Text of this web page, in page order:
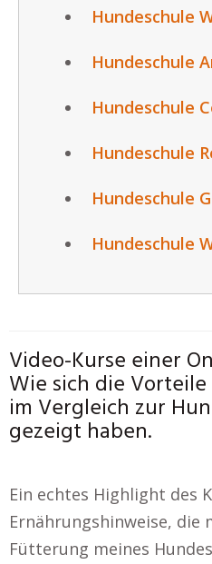
Hundeschule
Hundeschule
Hundeschule
Hundeschule
Hundeschule
Hundeschule
Video-Kurse einer
Wie sich die
im Vergleich zur
gezeigt haben.
Ein echtes Highlight des
Ernährungshinweise,
Fütterung meines